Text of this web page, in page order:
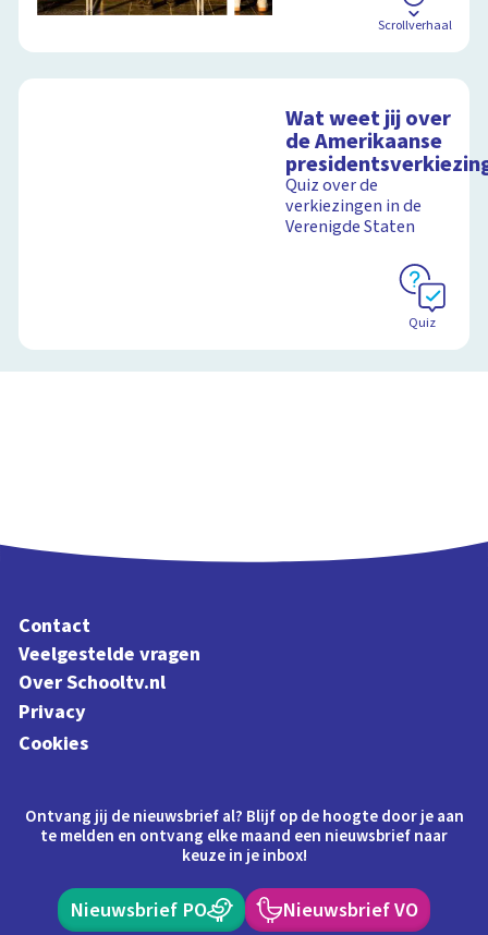
Scrollverhaal
Wat weet jij over
de Amerikaanse
Quiz over de
verkiezingen in de
Verenigde Staten
Quiz
Contact
Veelgestelde vragen
Over Schooltv.nl
Privacy
Cookies
Ontvang jij de nieuwsbrief al? Blijf op de hoogte door je aan
te melden en ontvang elke maand een nieuwsbrief naar
keuze in je inbox!
Nieuwsbrief PO Nieuwsbrief VO